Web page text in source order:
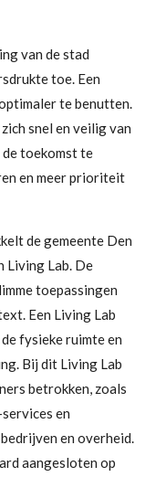
van de stad
toe. Een
te benutten.
snel en veilig van
de toekomst te
en meer prioriteit
de gemeente Den
Living Lab. De
toepassingen
Een Living Lab
fysieke ruimte en
Bij dit Living Lab
betrokken, zoals
en
en overheid.
aangesloten op